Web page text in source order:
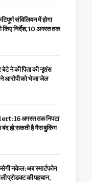
संविलियन में होगा
किए निर्देश, 10 अगस्त तक
ने की पिता की नृशंस
आरोपी को भेजा जेल
16 अगस्त तक निपटा
बंद हो सकती है गैस बुकिंग
नकेल: अब स्मार्टफोन
प्रोडक्ट की पहचान,